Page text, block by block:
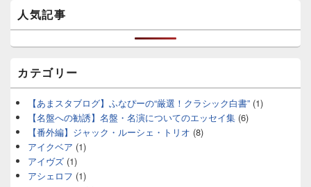
人気記事
カテゴリー
【あまスタブログ】ふなぴーの“厳選！クラシック白書” (1)
【名盤への勧誘】名盤・名演についてのエッセイ集 (6)
【番外編】ジャック・ルーシェ・トリオ (8)
アイクベア (1)
アイヴズ (1)
アシェロフ (1)